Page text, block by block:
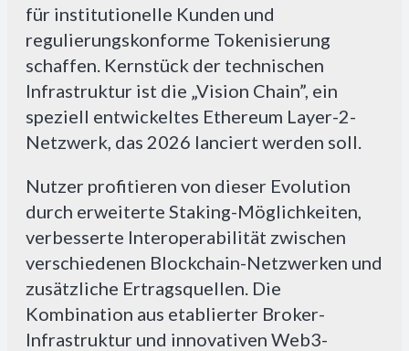
für institutionelle Kunden und
regulierungskonforme Tokenisierung
schaffen. Kernstück der technischen
Infrastruktur ist die „Vision Chain”, ein
speziell entwickeltes Ethereum Layer-2-
Netzwerk, das 2026 lanciert werden soll.
Nutzer profitieren von dieser Evolution
durch erweiterte Staking-Möglichkeiten,
verbesserte Interoperabilität zwischen
verschiedenen Blockchain-Netzwerken und
zusätzliche Ertragsquellen. Die
Kombination aus etablierter Broker-
Infrastruktur und innovativen Web3-